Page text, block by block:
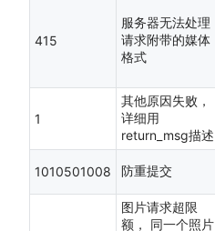
415
服务器无法处理
请求附带的媒体
格式
1
其他原因失败，
详细用
return_msg描述
1010501008 防重提交
图片请求超限
额， 同一个照片